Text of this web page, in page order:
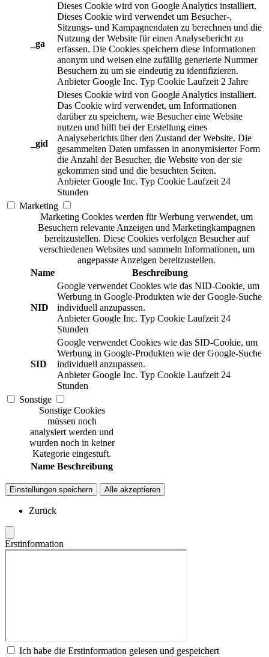
_ga
Dieses Cookie wird von Google Analytics installiert.
Dieses Cookie wird verwendet um Besucher-,
Sitzungs- und Kampagnendaten zu berechnen und die
Nutzung der Website für einen Analysebericht zu
erfassen. Die Cookies speichern diese Informationen
anonym und weisen eine zufällig generierte Nummer
Besuchern zu um sie eindeutig zu identifizieren.
Anbieter Google Inc. Typ Cookie Laufzeit 2 Jahre
_gid
Dieses Cookie wird von Google Analytics installiert.
Das Cookie wird verwendet, um Informationen
darüber zu speichern, wie Besucher eine Website
nutzen und hilft bei der Erstellung eines
Analyseberichts über den Zustand der Website. Die
gesammelten Daten umfassen in anonymisierter Form
die Anzahl der Besucher, die Website von der sie
gekommen sind und die besuchten Seiten.
Anbieter Google Inc. Typ Cookie Laufzeit 24
Stunden
Marketing
Marketing Cookies werden für Werbung verwendet, um
Besuchern relevante Anzeigen und Marketingkampagnen
bereitzustellen. Diese Cookies verfolgen Besucher auf
verschiedenen Websites und sammeln Informationen, um
angepasste Anzeigen bereitzustellen.
Name
Beschreibung
NID
Google verwendet Cookies wie das NID-Cookie, um
Werbung in Google-Produkten wie der Google-Suche
individuell anzupassen.
Anbieter Google Inc. Typ Cookie Laufzeit 24
Stunden
SID
Google verwendet Cookies wie das SID-Cookie, um
Werbung in Google-Produkten wie der Google-Suche
individuell anzupassen.
Anbieter Google Inc. Typ Cookie Laufzeit 24
Stunden
Sonstige
Sonstige Cookies
müssen noch
analysiert werden und
wurden noch in keiner
Kategorie eingestuft.
Name Beschreibung
Einstellungen speichern Alle akzeptieren
Zurück
Erstinformation
Ich habe die Erstinformation gelesen und gespeichert